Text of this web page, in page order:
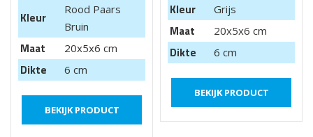
Kleur
Rood Paars
Bruin
Maat 20x5x6 cm
Dikte 6 cm
BEKIJK PRODUCT
Kleur Grijs
Maat 20x5x6 cm
Dikte 6 cm
BEKIJK PRODUCT